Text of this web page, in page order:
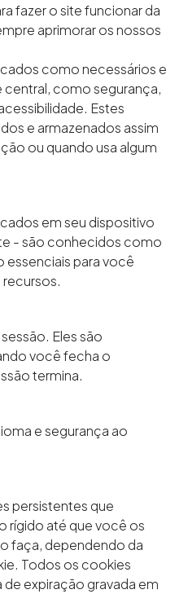
fazer o site funcionar da
aprimorar os nossos
como necessários e
como segurança,
Estes
e armazenados assim
ou quando usa algum
em seu dispositivo
- são conhecidos como
essenciais para você
recursos.
Eles são
você fecha o
termina.
e segurança ao
persistentes que
rígido até que você os
faça, dependendo da
Todos os cookies
expiração gravada em